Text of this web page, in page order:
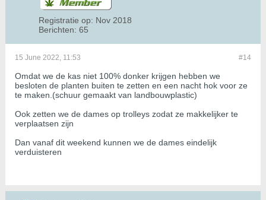
Registratie op: Nov 2018
Berichten: 65
#14
15 June 2022, 11:53
Omdat we de kas niet 100% donker krijgen hebben we
besloten de planten buiten te zetten en een nacht hok voor ze
te maken.(schuur gemaakt van landbouwplastic)
Ook zetten we de dames op trolleys zodat ze makkelijker te
verplaatsen zijn
Dan vanaf dit weekend kunnen we de dames eindelijk
verduisteren